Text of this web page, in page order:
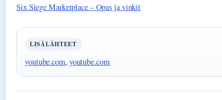
Six Siege Marketplace – Opas ja vinkit
LISÄLÄHTEET
youtube.com, youtube.com